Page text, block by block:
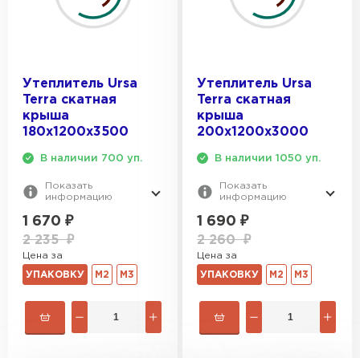
Утеплитель Ursa
Terra скатная
крыша
180х1200х3500
В наличии 700 уп.
Показать
информацию
1 670 ₽
2 235₽
Цена за
УПАКОВКУ М2 М3
Утеплитель Ursa
Terra скатная
крыша
200х1200х3000
В наличии 1050 уп.
Показать
информацию
1 690 ₽
2 260₽
Цена за
УПАКОВКУ М2 М3